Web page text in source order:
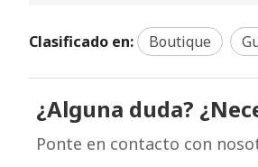
Clasificado en: Boutique
¿Alguna duda?
Ponte en contacto con